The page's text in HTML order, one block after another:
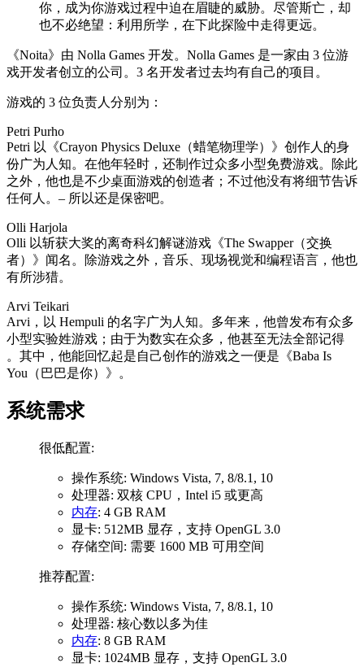
你，成为你游戏过程中迫在眉睫的威胁。尽管斯亡，却
也不必绝望：利用所学，在下此探险中走得更远。
《Noita》由 Nolla Games 开发。Nolla Games 是一家由 3 位游
戏开发者创立的公司。3 名开发者过去均有自己的项目。
游戏的 3 位负责人分别为：
Petri Purho
Petri 以《Crayon Physics Deluxe（蜡笔物理学）》创作人的身
份广为人知。在他年轻时，还制作过众多小型免费游戏。除此
之外，他也是不少桌面游戏的创造者；不过他没有将细节告诉
任何人。– 所以还是保密吧。
Olli Harjola
Olli 以斩获大奖的离奇科幻解谜游戏《The Swapper（交换
者）》闻名。除游戏之外，音乐、现场视觉和编程语言，他也
有所涉猎。
Arvi Teikari
Arvi，以 Hempuli 的名字广为人知。多年来，他曾发布有众多
小型实验姓游戏；由于为数实在众多，他甚至无法全部记得
。其中，他能回忆起是自己创作的游戏之一便是《Baba Is
You（巴巴是你）》。
系统需求
很低配置:
操作系统: Windows Vista, 7, 8/8.1, 10
处理器: 双核 CPU，Intel i5 或更高
内存: 4 GB RAM
显卡: 512MB 显存，支持 OpenGL 3.0
存储空间: 需要 1600 MB 可用空间
推荐配置:
操作系统: Windows Vista, 7, 8/8.1, 10
处理器: 核心数以多为佳
内存: 8 GB RAM
显卡: 1024MB 显存，支持 OpenGL 3.0